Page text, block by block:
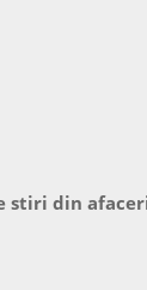
stiri din